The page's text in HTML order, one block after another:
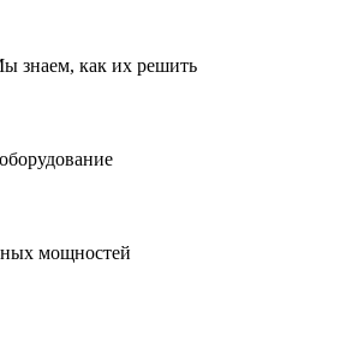
знаем, как их решить
мощностей